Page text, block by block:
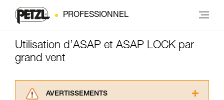
PROFESSIONNEL
Utilisation d’ASAP et ASAP LOCK par
grand vent
AVERTISSEMENTS